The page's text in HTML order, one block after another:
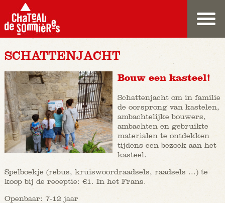
SCHATTENJACHT
Bouw een kasteel!
Schattenjacht om in familie
de oorsprong van kastelen,
ambachtelijke bouwers,
ambachten en gebruikte
materialen te ontdekken
tijdens een bezoek aan het
kasteel.
Spelboekje (rebus, kruiswoordraadsels, raadsels ...) te
koop bij de receptie: €1. In het Frans.
Openbaar: 7-12 jaar